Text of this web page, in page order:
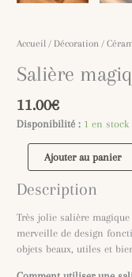
Accueil / Décoration /
Salière
11.00€
Disponibilité : 1 en stock
Ajouter au panier
Description
Très jolie salière
merveille de design
objets beaux, utiles et